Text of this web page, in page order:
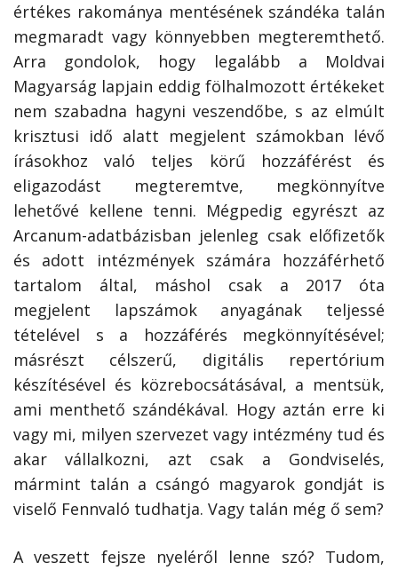
értékes rakománya mentésének szándéka talán
megmaradt vagy könnyebben megteremthető.
Arra gondolok, hogy legalább a Moldvai
Magyarság lapjain eddig fölhalmozott értékeket
nem szabadna hagyni veszendőbe, s az elmúlt
krisztusi idő alatt megjelent számokban lévő
írásokhoz való teljes körű hozzáférést és
eligazodást megteremtve, megkönnyítve
lehetővé kellene tenni. Mégpedig egyrészt az
Arcanum-adatbázisban jelenleg csak előfizetők
és adott intézmények számára hozzáférhető
tartalom által, máshol csak a 2017 óta
megjelent lapszámok anyagának teljessé
tételével s a hozzáférés megkönnyítésével;
másrészt célszerű, digitális repertórium
készítésével és közrebocsátásával, a mentsük,
ami menthető szándékával. Hogy aztán erre ki
vagy mi, milyen szervezet vagy intézmény tud és
akar vállalkozni, azt csak a Gondviselés,
mármint talán a csángó magyarok gondját is
viselő Fennvaló tudhatja. Vagy talán még ő sem?
A veszett fejsze nyeléről lenne szó? Tudom,